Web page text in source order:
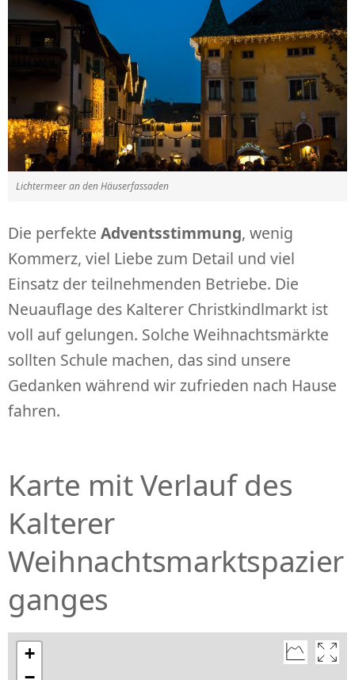
Lichtermeer an den Häuserfassaden
Die perfekte Adventsstimmung, wenig
Kommerz, viel Liebe zum Detail und viel
Einsatz der teilnehmenden Betriebe. Die
Neuauflage des Kalterer Christkindlmarkt ist
voll auf gelungen. Solche Weihnachtsmärkte
sollten Schule machen, das sind unsere
Gedanken während wir zufrieden nach Hause
fahren.
Karte mit Verlauf des
Kalterer
Weihnachtsmarktspazier
ganges
+